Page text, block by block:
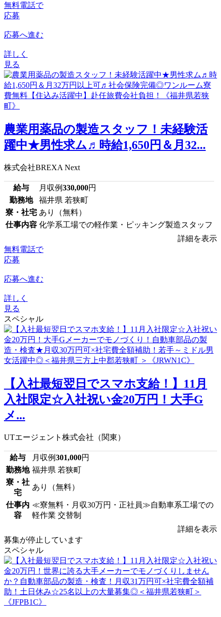
無料電話で
応募
応募へ進む
詳しく
見る
農業用薬品の製造スタッフ！未経験活
躍中★男性求ム♬時給1,650円＆月32...
株式会社BREXA Next
給与 月収例330,000円
勤務地
福井県 若狭町
寮・社宅 あり（無料）
仕事内容 化学系工場での軽作業・ピッキング製造スタッフ
詳細を表示
無料電話で
応募
応募へ進む
詳しく
見る
スペシャル
【入社最短翌日でスマホ支給！】11月
入社限定☆入社祝い金20万円！大手G
メ...
UTエージェント株式会社（関東）
給与 月収例301,000円
勤務地 福井県 若狭町
寮・社
宅
あり（無料）
仕事内
容
≪寮無料・月収30万円・正社員≫自動車系工場での
軽作業 交替制
詳細を表示
募集が停止しています
スペシャル